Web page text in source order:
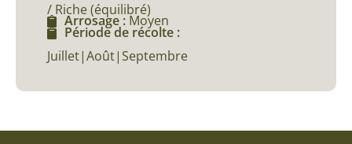
/ Riche (équilibré)
Arrosage : Moyen
Période de récolte :
Juillet|Août|Septembre